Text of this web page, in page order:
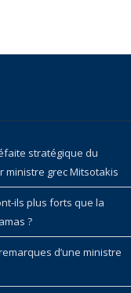
stratégique du
ministre grec Mitsotakis
ils plus forts que la
?
d’une ministre